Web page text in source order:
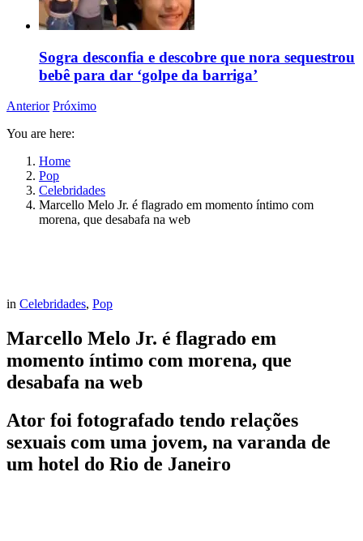
Sogra desconfia e descobre que nora sequestrou
bebê para dar ‘golpe da barriga’
Anterior Próximo
You are here:
Home
Pop
Celebridades
Marcello Melo Jr. é flagrado em momento íntimo com
morena, que desabafa na web
in Celebridades, Pop
Marcello Melo Jr. é flagrado em
momento íntimo com morena, que
desabafa na web
Ator foi fotografado tendo relações
sexuais com uma jovem, na varanda de
um hotel do Rio de Janeiro